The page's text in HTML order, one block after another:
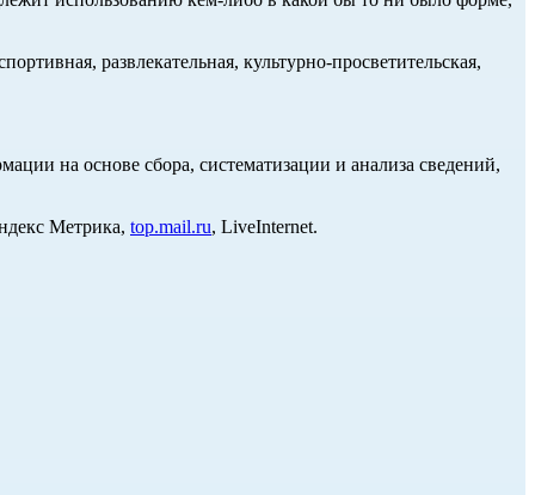
развлекательная, культурно-просветительская,
на основе сбора, систематизации и анализа сведений,
Метрика, top.mail.ru, LiveInternet.